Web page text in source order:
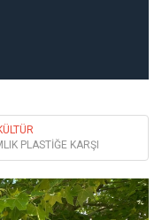
PLASTİĞE KARŞI